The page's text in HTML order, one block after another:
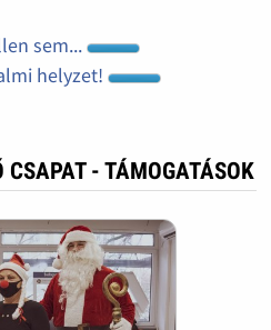
sem...
helyzet!
CSAPAT - TÁMOGATÁSOK